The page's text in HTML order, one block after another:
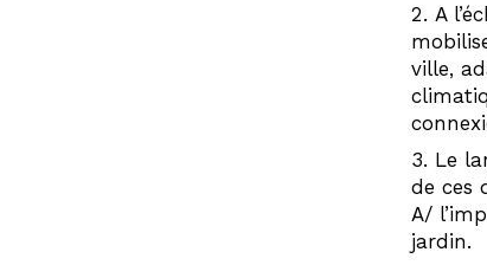
A
ville,
Le
de ces
A/
jardin.